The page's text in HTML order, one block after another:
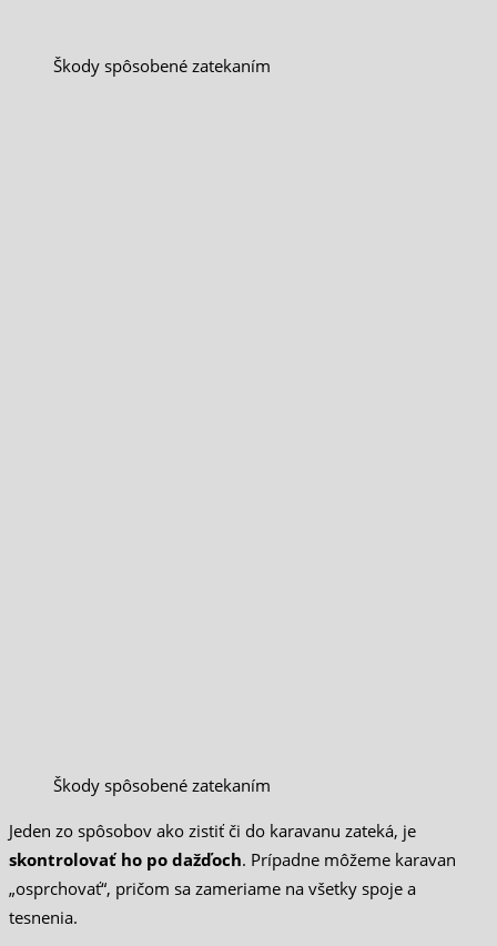
Škody spôsobené zatekaním
Škody spôsobené zatekaním
Jeden zo spôsobov ako zistiť či do karavanu zateká, je
skontrolovať ho po dažďoch. Prípadne môžeme karavan
„osprchovať“, pričom sa zameriame na všetky spoje a
tesnenia.